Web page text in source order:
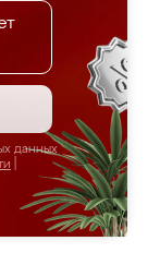
данных